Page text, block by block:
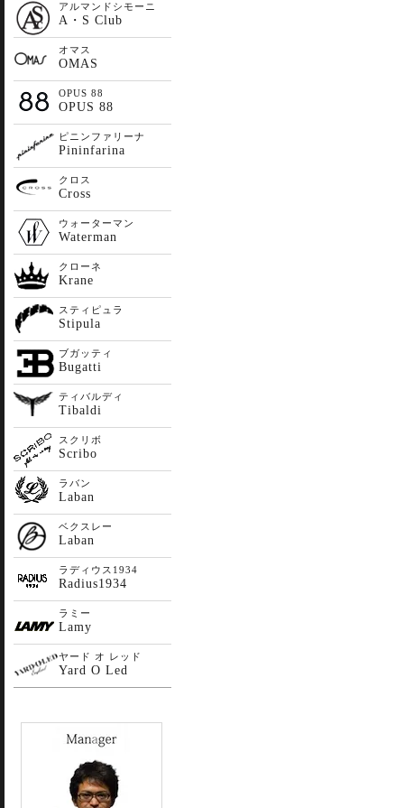
アルマンドシモーニ
A・S Club
オマス
OMAS
OPUS 88
OPUS 88
ピニンファリーナ
Pininfarina
クロス
Cross
ウォーターマン
Waterman
クローネ
Krane
スティピュラ
Stipula
ブガッティ
Bugatti
ティバルディ
Tibaldi
スクリボ
Scribo
ラバン
Laban
ベクスレー
Laban
ラディウス1934
Radius1934
ラミー
Lamy
ヤード オ レッド
Yard O Led